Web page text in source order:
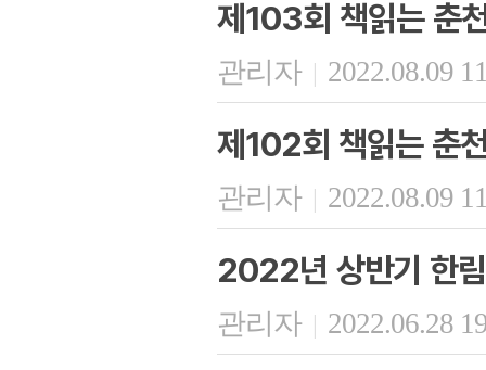
제103회 책읽는 춘
관리자 | 2022.08.09
제102회 책읽는 춘
관리자 | 2022.08.09
2022년 상반기 한
관리자 | 2022.06.28